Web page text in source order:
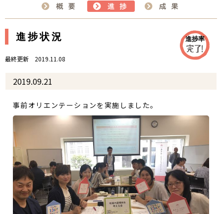
進捗率
進捗状況
最終更新 2019.11.08
2019.09.21
事前オリエンテーションを実施しました。